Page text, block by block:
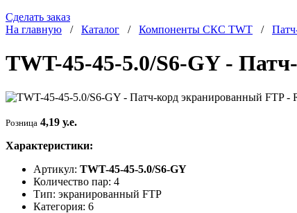
Сделать заказ
На главную / Каталог / Компоненты СКС TWT /
TWT-45-45-5.0/S6-GY -
Розница 4,19 у.е.
Характеристики:
Артикул: TWT-45-45-5.0/S6-GY
Количество пар: 4
Тип: экранированный FTP
Категория: 6